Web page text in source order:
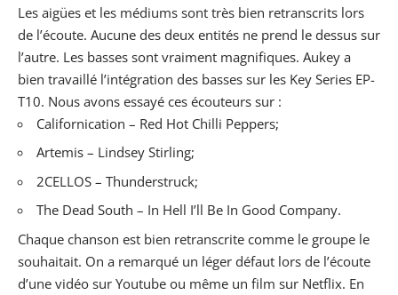
Les aigües et les médiums sont très bien retranscrits lors
de l’écoute. Aucune des deux entités ne prend le dessus sur
l’autre. Les basses sont vraiment magnifiques. Aukey a
bien travaillé l’intégration des basses sur les Key Series EP-
T10. Nous avons essayé ces écouteurs sur :
Californication – Red Hot Chilli Peppers;
Artemis – Lindsey Stirling;
2CELLOS – Thunderstruck;
The Dead South – In Hell I’ll Be In Good Company.
Chaque chanson est bien retranscrite comme le groupe le
souhaitait. On a remarqué un léger défaut lors de l’écoute
d’une vidéo sur Youtube ou même un film sur Netflix. En